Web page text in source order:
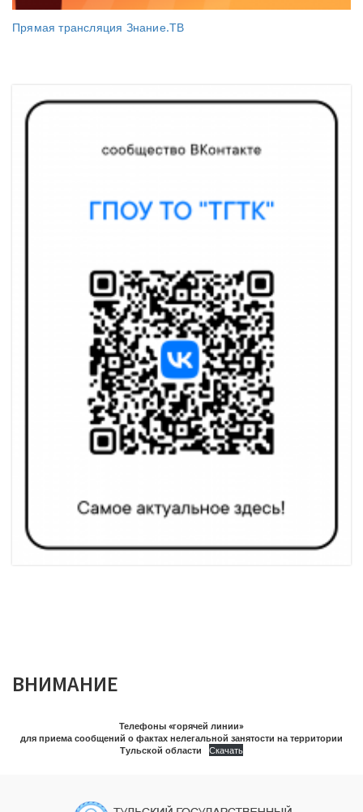
Прямая трансляция Знание.ТВ
ВНИМАНИЕ
Телефоны «горячей линии»
для приема сообщений о фактах нелегальной занятости на территории
Тульской области
Скачать